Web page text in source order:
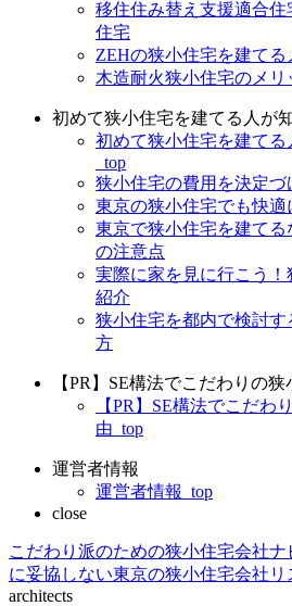
移住住み替え支援適合
住宅
ZEHの狭小住宅を建て
木造耐火狭小住宅のメ
初めて狭小住宅を建てる人が
初めて狭小住宅を建て
_top
狭小住宅の費用を決定づ
東京の狭小住宅でも快
東京で狭小住宅を建て
の注意点
実際に家を見に行こう
紹介
狭小住宅を都内で検討
方
【PR】SE構法でこだわりの
【PR】SE構法でこだわ
由_top
運営者情報
運営者情報_top
close
こだわり派のための狭小住宅会社ナ
に妥協しない東京の狭小住宅会社リ
architects